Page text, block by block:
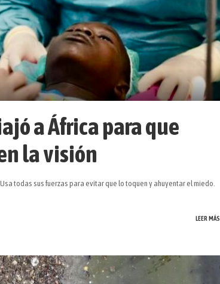
a África para que
la visión
todas sus fuerzas para evitar que lo toquen y ahuyentar el miedo.
LEER MÁS